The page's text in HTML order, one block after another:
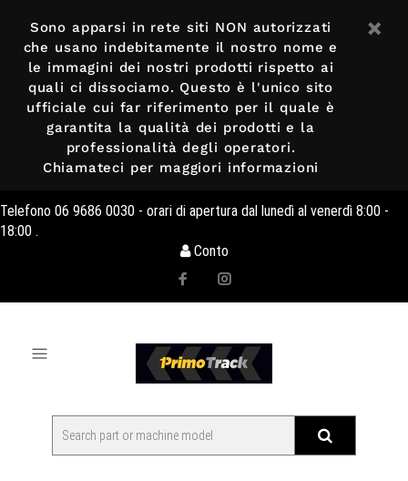
Sono apparsi in rete siti NON autorizzati
che usano indebitamente il nostro nome e
le immagini dei nostri prodotti rispetto ai
quali ci dissociamo. Questo è l'unico sito
ufficiale cui far riferimento per il quale è
garantita la qualità dei prodotti e la
professionalità degli operatori.
Chiamateci per maggiori informazioni
Telefono 06 9686 0030 - orari di apertura dal lunedì al venerdì 8:00 -
18:00 .
Conto